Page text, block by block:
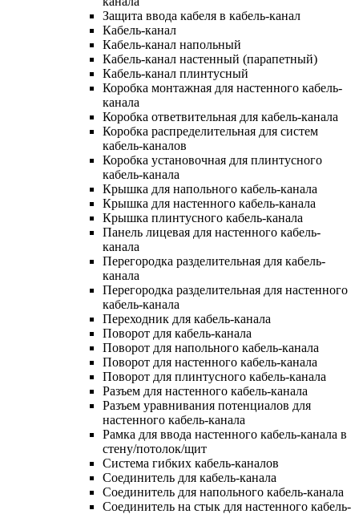
Защита ввода кабеля в кабель-канал
Кабель-канал
Кабель-канал напольный
Кабель-канал настенный (парапетный)
Кабель-канал плинтусный
Коробка монтажная для настенного кабель-
канала
Коробка ответвительная для кабель-канала
Коробка распределительная для систем
кабель-каналов
Коробка установочная для плинтусного
кабель-канала
Крышка для напольного кабель-канала
Крышка для настенного кабель-канала
Крышка плинтусного кабель-канала
Панель лицевая для настенного кабель-
канала
Перегородка разделительная для кабель-
канала
Перегородка разделительная для настенного
кабель-канала
Переходник для кабель-канала
Поворот для кабель-канала
Поворот для напольного кабель-канала
Поворот для настенного кабель-канала
Поворот для плинтусного кабель-канала
Разъем для настенного кабель-канала
Разъем уравнивания потенциалов для
настенного кабель-канала
Рамка для ввода настенного кабель-канала в
стену/потолок/щит
Система гибких кабель-каналов
Соединитель для кабель-канала
Соединитель для напольного кабель-канала
Соединитель на стык для настенного кабель-